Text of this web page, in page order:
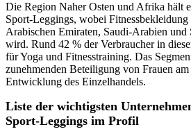
Die Region Naher Osten und Afrika hält
Sport-Leggings, wobei
Arabischen Emiraten, Saudi-Arabien
wird. Rund 42 % der Verbraucher in
für Yoga und Fitnesstraining. Das
zunehmenden Beteiligung von Frauen
Entwicklung des Einzelhandels.
Liste der wichtigsten
Sport-Leggings im Profil